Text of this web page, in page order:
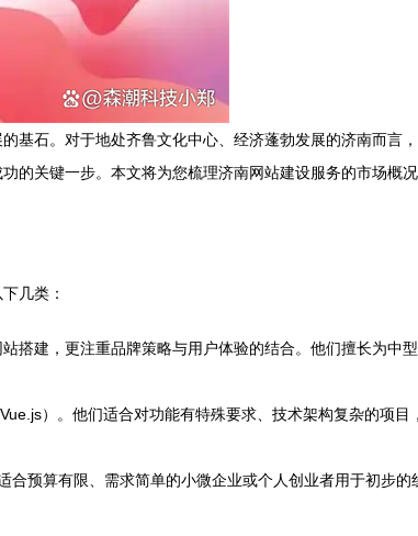
基石。对于地处齐鲁文化中心、经济蓬勃发展的济南而言
的关键一步。本文将为您梳理济南网站建设服务的市场概
几类：
搭建，更注重品牌策略与用户体验的结合。他们擅长为中
）。他们适合对功能有特殊要求、技术架构复杂的项目
预算有限、需求简单的小微企业或个人创业者用于初步的